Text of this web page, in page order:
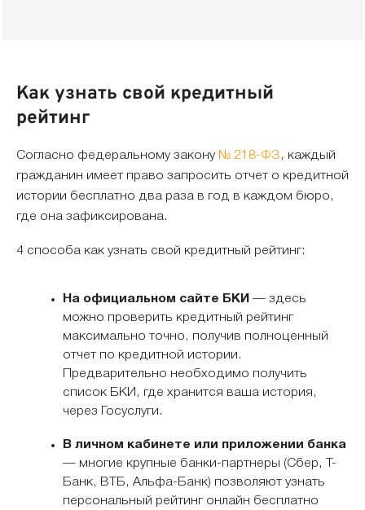
Как узнать свой кредитный
рейтинг
Согласно федеральному закону № 218-ФЗ , каждый
гражданин имеет право запросить отчет о кредитной
истории бесплатно два раза в год в каждом бюро,
где она зафиксирована.
4 способа как узнать свой кредитный рейтинг:
На официальном сайте БКИ — здесь
можно проверить кредитный рейтинг
максимально точно, получив полноценный
отчет по кредитной истории.
Предварительно необходимо получить
список БКИ, где хранится ваша история,
через Госуслуги.
В личном кабинете или приложении банка
— многие крупные банки-партнеры (Сбер, Т-
Банк, ВТБ, Альфа-Банк) позволяют узнать
персональный рейтинг онлайн бесплатно